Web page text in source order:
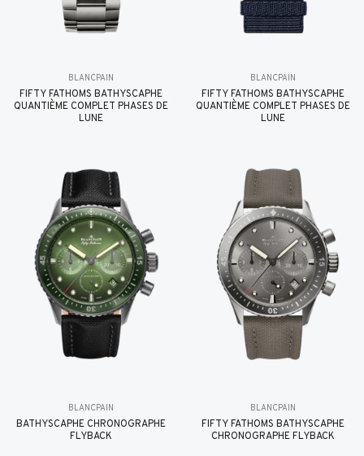
BLANCPAIN
FIFTY FATHOMS BATHYSCAPHE
QUANTIÈME COMPLET PHASES DE
LUNE
BLANCPAIN
FIFTY FATHOMS BATHYSCAPHE
QUANTIÈME COMPLET PHASES DE
LUNE
BLANCPAIN
BATHYSCAPHE CHRONOGRAPHE
FLYBACK
BLANCPAIN
FIFTY FATHOMS BATHYSCAPHE
CHRONOGRAPHE FLYBACK